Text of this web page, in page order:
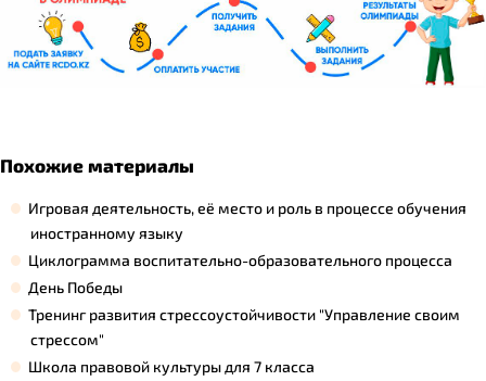
Похожие материалы
Игровая деятельность, её место и роль в процессе обучения
иностранному языку
Циклограмма воспитательно-образовательного процесса
День Победы
Тренинг развития стрессоустойчивости "Управление своим
стрессом"
Школа правовой культуры для 7 класса